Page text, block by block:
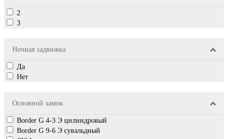
2
3
Ночная задвижка
Да
Нет
Основной замок
Border G 4-3 Э цилиндровый
Border G 9-6 Э сувальдный